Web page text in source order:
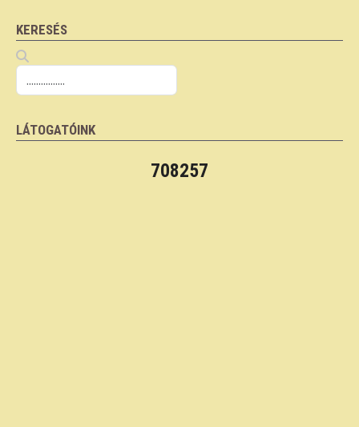
KERESÉS
LÁTOGATÓINK
708257